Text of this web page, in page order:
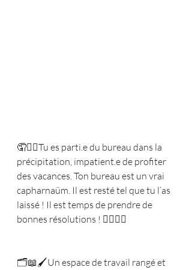
🤦🤦‍♀️Tu es parti.e du bureau dans la
précipitation, impatient.e de profiter
des vacances. Ton bureau est un vrai
capharnaüm. Il est resté tel que tu l’as
laissé ! Il est temps de prendre de
bonnes résolutions ! 🙆‍♀️🙆‍♂️
🗂📖🖌Un espace de travail rangé et